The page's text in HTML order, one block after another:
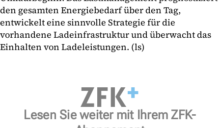
den gesamten Energiebedarf über den Tag,
entwickelt eine sinnvolle Strategie für die
vorhandene Ladeinfrastruktur und überwacht das
Einhalten von Ladeleistungen. (ls)
Lesen Sie weiter mit Ihrem ZFK-